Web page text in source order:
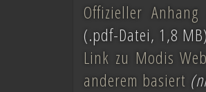
Offizieller
(.pdf-Datei, 1,8
Link zu Modis
anderem basiert